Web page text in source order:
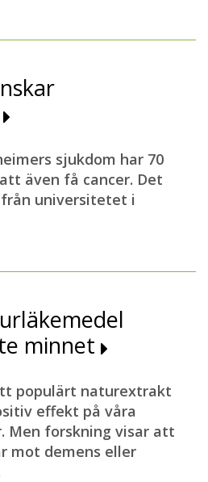
sjukdom har 70
även få cancer. Det
universitetet i
minnet
populärt naturextrakt
effekt på våra
Men forskning visar att
mot demens eller